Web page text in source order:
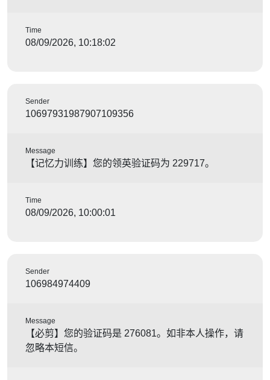
Time
08/09/2026, 10:18:02
Sender
10697931987907109356
Message
【记忆力训练】您的领英验证码为 229717。
Time
08/09/2026, 10:00:01
Sender
106984974409
Message
【必剪】您的验证码是 276081。如非本人操作，请
忽略本短信。